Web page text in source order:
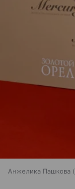
Анжелика Пашкова